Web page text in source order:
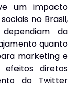
um impacto
no Brasil,
da
quanto
marketing e
efeitos diretos
do Twitter